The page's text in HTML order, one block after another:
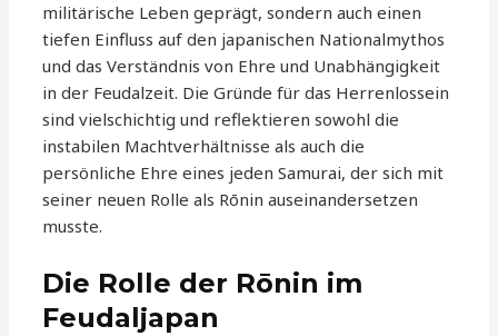
militärische Leben geprägt, sondern auch einen
tiefen Einfluss auf den japanischen Nationalmythos
und das Verständnis von Ehre und Unabhängigkeit
in der Feudalzeit. Die Gründe für das Herrenlossein
sind vielschichtig und reflektieren sowohl die
instabilen Machtverhältnisse als auch die
persönliche Ehre eines jeden Samurai, der sich mit
seiner neuen Rolle als Rōnin auseinandersetzen
musste.
Die Rolle der Rōnin im
Feudaljapan